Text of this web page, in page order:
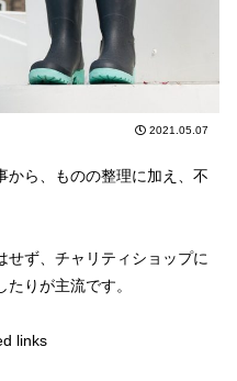
2021.05.07
から、ものの整理に加え、不
せず、チャリティショップに
りが主流です。
links